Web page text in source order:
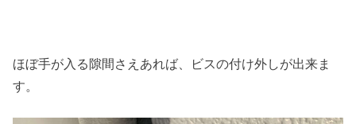
ほぼ手が入る隙間さえあれば、ビスの付け外しが出来ま
す。